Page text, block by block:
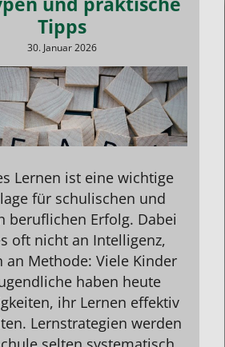
Tipps
30. Januar 2026
Lernen ist eine wichtige
für schulischen und
beruflichen Erfolg. Dabei
oft nicht an Intelligenz,
an Methode: Viele Kinder
haben heute
ihr Lernen effektiv
Lernstrategien werden